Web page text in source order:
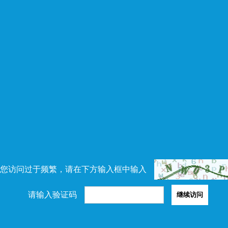
访问过于频繁，请在下方输入框中输入
请输入验证码 继续访问